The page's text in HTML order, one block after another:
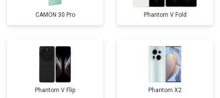
CAMON 30 Pro Phantom V Fold
Phantom V Flip Phantom X2